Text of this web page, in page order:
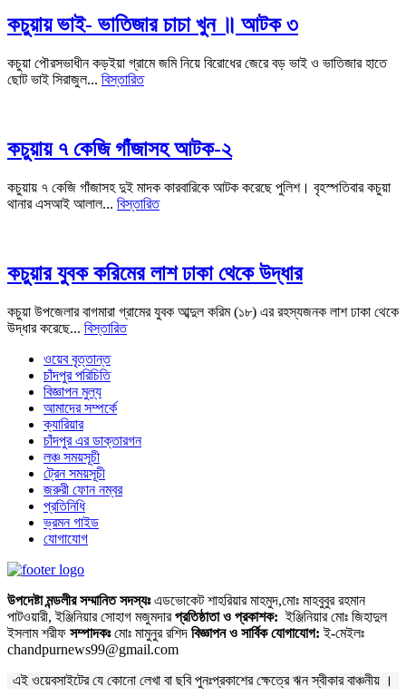
কচুয়ায় ভাই- ভাতিজার চাচা খুন ॥ আটক ৩
কচুয়া পৌরসভাধীন কড়ইয়া গ্রামে জমি নিয়ে বিরোধের জেরে বড় ভাই ও ভাতিজার হাতে
ছোট ভাই সিরাজুল... বিস্তারিত
কচুয়ায় ৭ কেজি গাঁজাসহ আটক-২
কচুয়ায় ৭ কেজি গাঁজাসহ দুই মাদক কারবারিকে আটক করেছে পুলিশ। বৃহস্পতিবার কচুয়া
থানার এসআই আলাল... বিস্তারিত
কচুয়ার যুবক করিমের লাশ ঢাকা থেকে উদ্ধার
কচুয়া উপজেলার বাগমারা গ্রামের যুবক আব্দুল করিম (১৮) এর রহস্যজনক লাশ ঢাকা থেকে
উদ্ধার করেছে... বিস্তারিত
ওয়েব বৃত্তান্ত
চাঁদপুর পরিচিতি
বিজ্ঞাপন মুল্য
আমাদের সম্পর্কে
ক্যারিয়ার
চাঁদপুর এর ডাক্তারগন
লঞ্চ সময়সূচী
ট্রেন সময়সূচী
জরুরী ফোন নম্বর
প্রতিনিধি
ভ্রমন গাইড
যোগাযোগ
উপদেষ্টা মন্ডলীর সম্মানিত সদস্যঃএডভোকেট শাহরিয়ার মাহমুদ,মোঃ মাহবুবুর রহমান
পাটওয়ারী, ইঞ্জিনিয়ার সোহাগ মজুমদারপ্রতিষ্ঠাতা ও প্রকাশক: ইঞ্জিনিয়ার মোঃ জিহাদুল
ইসলাম শরীফ সম্পাদকঃমোঃ মামুনুর রশিদ বিজ্ঞাপন ও সার্বিক যোগাযোগ: ই-মেইলঃ
chandpurnews99@gmail.com
এই ওয়েবসাইটের যে কোনো লেখা বা ছবি পুনঃপ্রকাশের ক্ষেত্রে ঋন স্বীকার বাঞ্চনীয় ।